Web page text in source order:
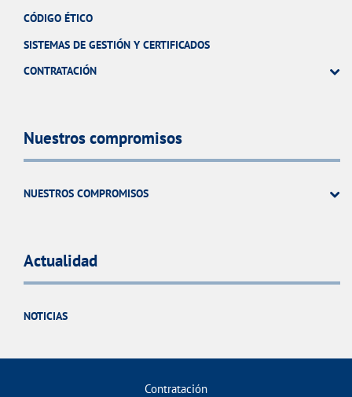
CÓDIGO ÉTICO
SISTEMAS DE GESTIÓN Y CERTIFICADOS
CONTRATACIÓN
Nuestros compromisos
NUESTROS COMPROMISOS
Actualidad
NOTICIAS
Contratación